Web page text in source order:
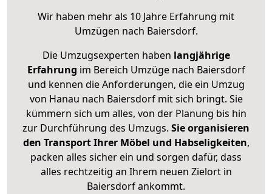
Wir haben mehr als 10 Jahre Erfahrung mit
Umzügen nach Baiersdorf.
Die Umzugsexperten haben langjährige
Erfahrung im Bereich Umzüge nach Baiersdorf
und kennen die Anforderungen, die ein Umzug
von Hanau nach Baiersdorf mit sich bringt. Sie
kümmern sich um alles, von der Planung bis hin
zur Durchführung des Umzugs. Sie organisieren
den Transport Ihrer Möbel und Habseligkeiten,
packen alles sicher ein und sorgen dafür, dass
alles rechtzeitig an Ihrem neuen Zielort in
Baiersdorf ankommt.